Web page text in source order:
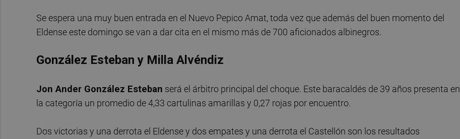
Se espera una muy buen entrada en el Nuevo Pepico Amat, toda vez que además del buen momento del
Eldense este domingo se van a dar cita en el mismo más de 700 aficionados albinegros.
González Esteban y Milla Alvéndiz
Jon Ander González Esteban será el árbitro principal del choque. Este baracaldés de 39 años presenta en
la categoría un promedio de 4,33 cartulinas amarillas y 0,27 rojas por encuentro.
Dos victorias y una derrota el Eldense y dos empates y una derrota el Castellón son los resultados